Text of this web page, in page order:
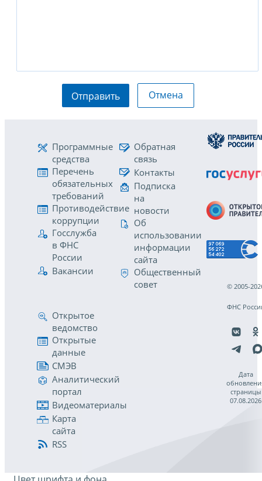
Отправить Отмена
Программные
средства
Перечень
обязательных
требований
Противодействие
коррупции
Госслужба
в ФНС
России
Вакансии
Обратная
связь
Контакты
Подписка
на
новости
Об
использовании
информации
сайта
Общественный
совет
Открытое
ведомство
Открытые
данные
СМЭВ
Аналитический
портал
Видеоматериалы
Карта
сайта
RSS
© 2005-
ФНС
Дата
страницы
07.08.2026